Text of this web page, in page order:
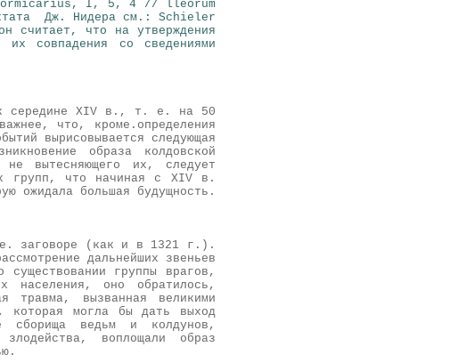
Formicarius, I, 5, 4 // lleorum
Дж. Нидера см .: Schieler
считает, что на утверждения
совпадения со сведениями
к середине XIV в., т. е. на 50
что, кроме.определения
вырисовывается следующая
образа колдовской
вытесняющего их, следует
групп, что начиная с XIV в.
ожидала большая будущность.
е. заговоре (как и в 1321 г.).
дальнейших звеньев
существовании группы врагов,
населения, оно обратилось,
травма, вызванная великими
которая могла бы дать выход
сборища ведьм и колдунов,
воплощали образ